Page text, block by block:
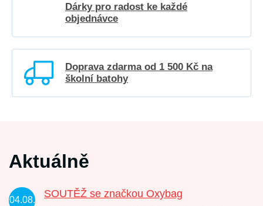
Dárky pro radost ke každé
objednávce
Doprava zdarma od 1 500 Kč na
školní batohy
Aktuálně
04.08.
SOUTĚŽ se značkou Oxybag